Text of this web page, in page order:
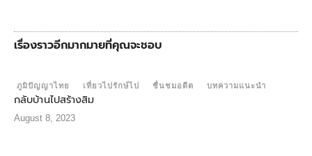
เรื่องราวอีกมากมายที่คุณจะชอบ
ภูมิปัญญาไทย เที่ยวไปรักษ์ไป ชื่นชมอดีต บทความแนะนำ
กลับบ้านไปสร้างสิม
August 8, 2023